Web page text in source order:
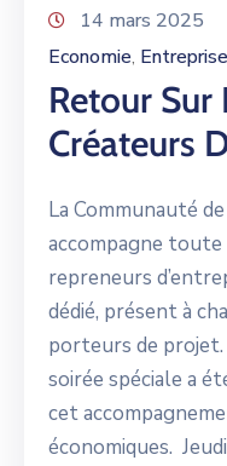
14 mars 2025
Economie‚
Retour Sur
Créateurs
La Communauté
accompagne toute
repreneurs
dédié, présent à
porteurs de projet.
soirée spéciale a
cet
économiques.